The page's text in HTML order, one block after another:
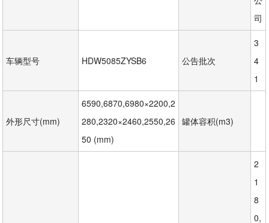
司
车辆型号 HDW5085ZYSB6 公告批次
3
4
1
外形尺寸(mm)
6590,6870,6980×2200,2
280,2320×2460,2550,26
50 (mm)
罐体容积(m3)
2
1
8
0,